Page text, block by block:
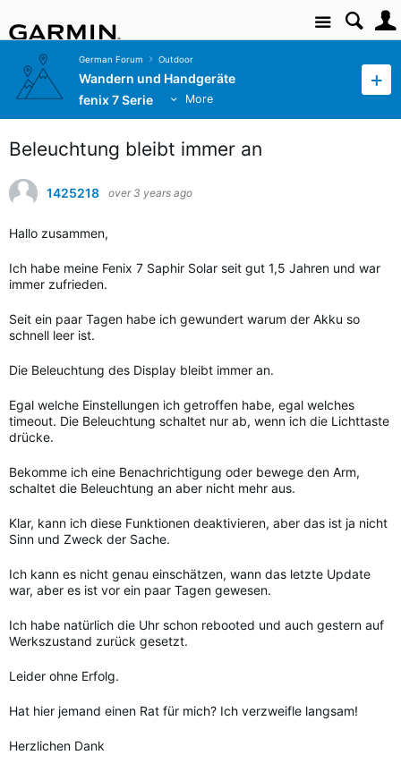
Site
German Forum Outdoor
Wandern und Handgeräte
fenix 7 Serie
More
Beleuchtung bleibt immer an
1425218 over 3 years ago
Hallo zusammen,
Ich habe meine Fenix 7 Saphir Solar seit gut 1,5 Jahren und war
immer zufrieden.
Seit ein paar Tagen habe ich gewundert warum der Akku so
schnell leer ist.
Die Beleuchtung des Display bleibt immer an.
Egal welche Einstellungen ich getroffen habe, egal welches
timeout. Die Beleuchtung schaltet nur ab, wenn ich die Lichttaste
drücke.
Bekomme ich eine Benachrichtigung oder bewege den Arm,
schaltet die Beleuchtung an aber nicht mehr aus.
Klar, kann ich diese Funktionen deaktivieren, aber das ist ja nicht
Sinn und Zweck der Sache.
Ich kann es nicht genau einschätzen, wann das letzte Update
war, aber es ist vor ein paar Tagen gewesen.
Ich habe natürlich die Uhr schon rebooted und auch gestern auf
Werkszustand zurück gesetzt.
Leider ohne Erfolg.
Hat hier jemand einen Rat für mich? Ich verzweifle langsam!
Herzlichen Dank